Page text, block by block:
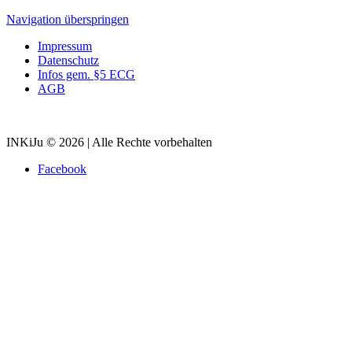
Navigation überspringen
Impressum
Datenschutz
Infos gem. §5 ECG
AGB
INKiJu © 2026 | Alle Rechte vorbehalten
Facebook